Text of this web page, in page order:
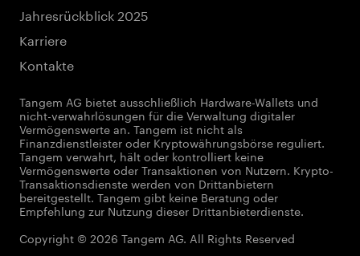
Jahresrückblick 2025
Karriere
Kontakte
Tangem AG bietet ausschließlich Hardware-Wallets und
nicht-verwahrlösungen für die Verwaltung digitaler
Vermögenswerte an. Tangem ist nicht als
Finanzdienstleister oder Kryptowährungsbörse reguliert.
Tangem verwahrt, hält oder kontrolliert keine
Vermögenswerte oder Transaktionen von Nutzern. Krypto-
Transaktionsdienste werden von Drittanbietern
bereitgestellt. Tangem gibt keine Beratung oder
Empfehlung zur Nutzung dieser Drittanbieterdienste.